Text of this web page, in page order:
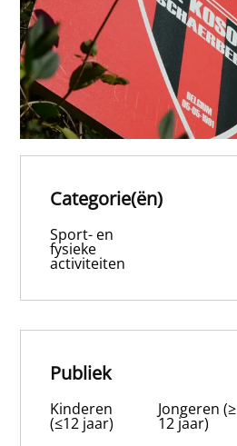
Categorie(ën)
Sport- en
fysieke
activiteiten
Publiek
Kinderen
(≤12 jaar)
Jongeren (≥
12 jaar)